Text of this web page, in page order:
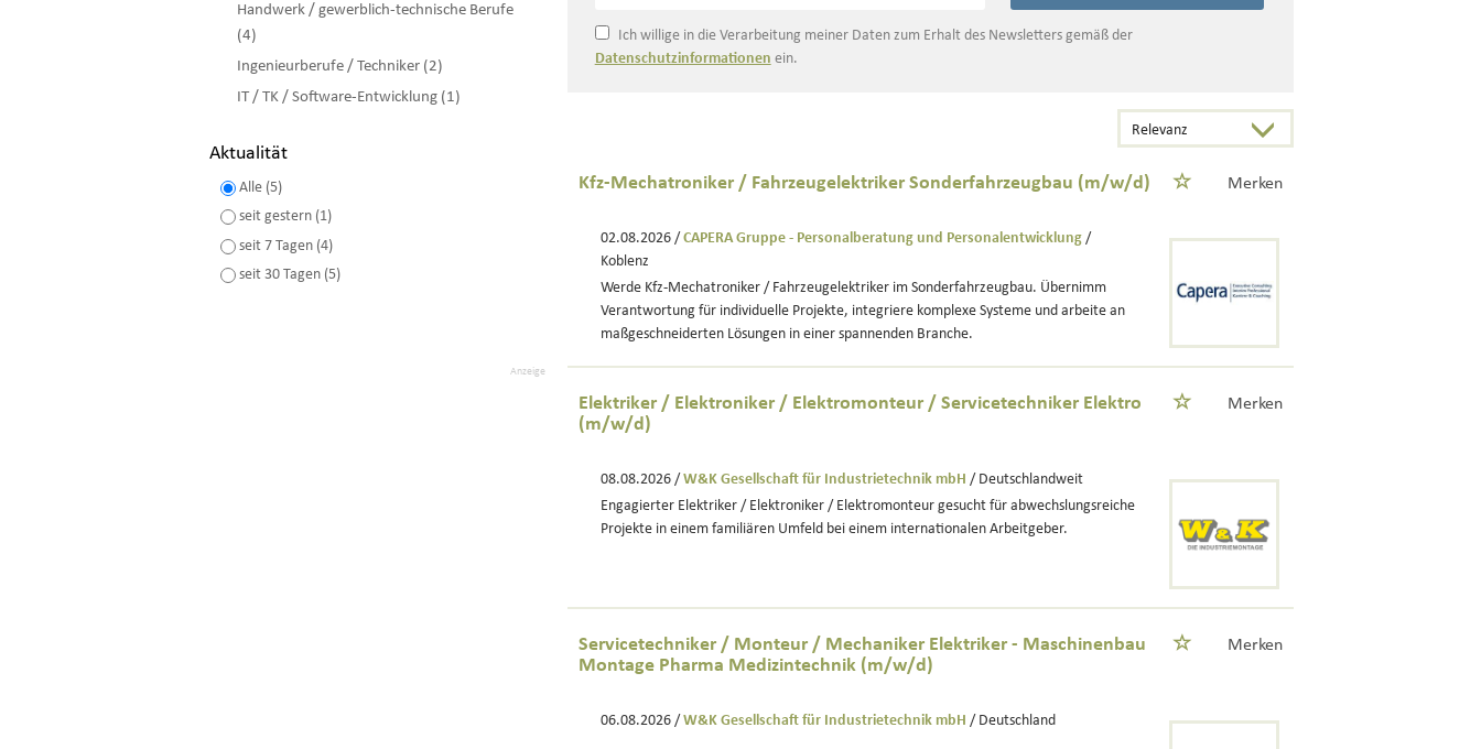
Handwerk / gewerblich-technische Berufe
(4)
Ingenieurberufe / Techniker (2)
IT / TK / Software-Entwicklung (1)
Aktualität
Alle (5)
seit gestern (1)
seit 7 Tagen (4)
seit 30 Tagen (5)
Anzeige
Ich willige in die Verarbeitung meiner Daten zum Erhalt des Newsletters gemäß der
Datenschutzinformationen ein.
Kfz-Mechatroniker / Fahrzeugelektriker Sonderfahrzeugbau (m/w/d) Merken
02.08.2026 / CAPERA Gruppe - Personalberatung und Personalentwicklung /
Koblenz
Werde Kfz-Mechatroniker / Fahrzeugelektriker im Sonderfahrzeugbau. Übernimm
Verantwortung für individuelle Projekte, integriere komplexe Systeme und arbeite an
maßgeschneiderten Lösungen in einer spannenden Branche.
Elektriker / Elektroniker / Elektromonteur / Servicetechniker Elektro
(m/w/d)
Merken
08.08.2026 / W&K Gesellschaft für Industrietechnik mbH / Deutschlandweit
Engagierter Elektriker / Elektroniker / Elektromonteur gesucht für abwechslungsreiche
Projekte in einem familiären Umfeld bei einem internationalen Arbeitgeber.
Servicetechniker / Monteur / Mechaniker Elektriker - Maschinenbau
Montage Pharma Medizintechnik (m/w/d)
Merken
06.08.2026 / W&K Gesellschaft für Industrietechnik mbH / Deutschland